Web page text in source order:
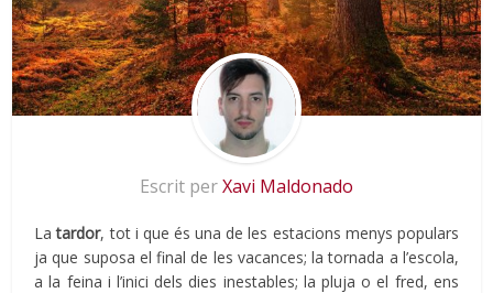
Escrit perXavi Maldonado
Latardor, tot i que és una de les estacions menys populars
ja que suposa el final de les vacances; la tornada a l’escola,
a la feina i l’inici dels dies inestables; la pluja o el fred, ens